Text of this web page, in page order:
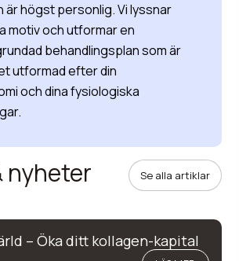
är högst personlig. Vi lyssnar
motiv och utformar en
behandlingsplan som är
utformad efter din
och dina fysiologiska
nyheter Se alla artiklar
– Öka ditt kollagen-kapital